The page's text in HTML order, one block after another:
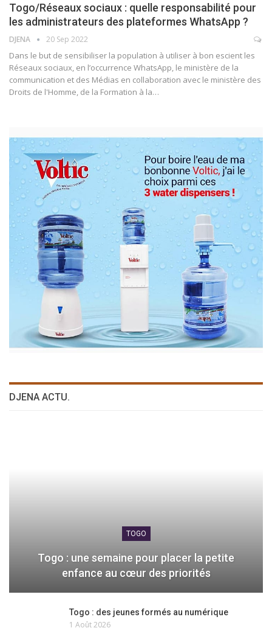
Togo/Réseaux sociaux : quelle responsabilité pour
les administrateurs des plateformes WhatsApp ?
DJENA 20 Sep 2022
Dans le but de sensibiliser la population à utiliser à bon escient les
Réseaux sociaux, en l’occurrence WhatsApp, le ministère de la
communication et des Médias en collaboration avec le ministère des
Droits de l'Homme, de la Formation à la…
DJENA ACTU.
TOGO
Togo : une semaine pour placer la petite
enfance au cœur des priorités
Togo : des jeunes formés au numérique
1 Août 2026